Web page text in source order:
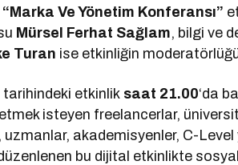
“Marka Ve Yönetim Konferansı”
Mürsel Ferhat Sağlam, bilgi ve
Turan ise etkinliğin
tarihindeki etkinlik saat 21.00‘da
isteyen freelancerlar,
akademisyenler, C-Level
bu dijital etkinlikte